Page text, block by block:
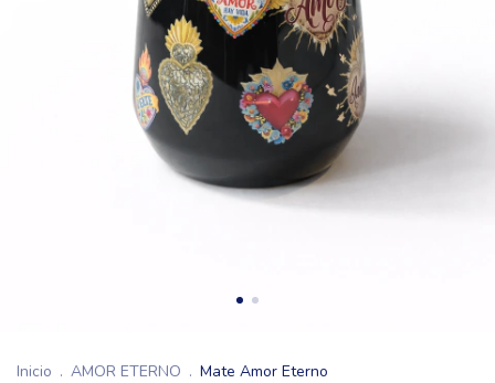
Inicio . AMOR ETERNO . Mate Amor Eterno